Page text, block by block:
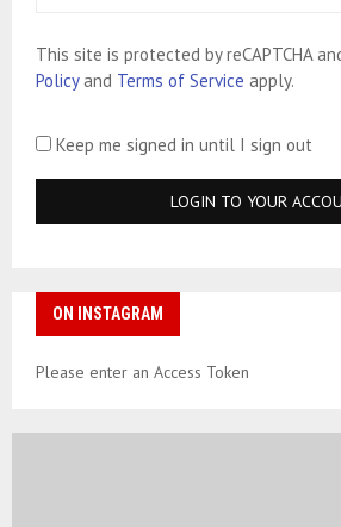
This site is protected by reCAPTCHA
Policyand Terms of Service apply.
Keep me signed in until I sign out
ON INSTAGRAM
Please enter an Access Token